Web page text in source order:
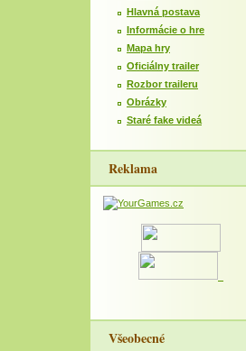
Hlavná postava
Informácie o hre
Mapa hry
Oficiálny trailer
Rozbor traileru
Obrázky
Staré fake videá
Reklama
Všeobecné